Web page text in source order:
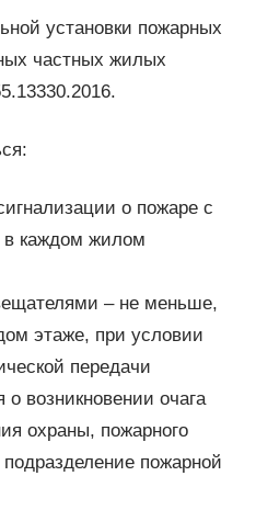
установки пожарных
частных жилых
о пожаре с
каждом жилом
– не меньше,
этаже, при условии
передачи
возникновении очага
охраны, пожарного
пожарной